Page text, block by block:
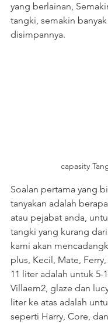
yang berlainan,
tangki, semakin
disimpannya.
capasity
Soalan pertama yang
tanyakan adalah
atau pejabat anda,
tangki yang kurang
kami akan
plus, Kecil, Mate,
11 liter adalah untuk 5-
Villaem2, glaze dan
liter ke atas adalah
seperti Harry, Core,